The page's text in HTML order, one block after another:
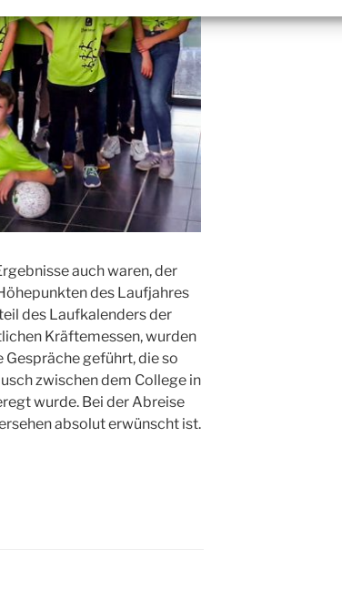
auch waren, der
des Laufjahres
des Laufkalenders der
Kräftemessen, wurden
geführt, die so
zwischen dem College in
wurde. Bei der Abreise
absolut erwünscht ist.